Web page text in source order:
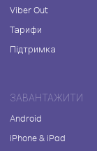
Viber Out
Тарифи
Підтримка
ЗАВАНТАЖИТИ
Android
iPhone & iPad